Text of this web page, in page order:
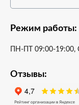
Режим работы:
ПН-ПТ 09:00-
Отзывы: